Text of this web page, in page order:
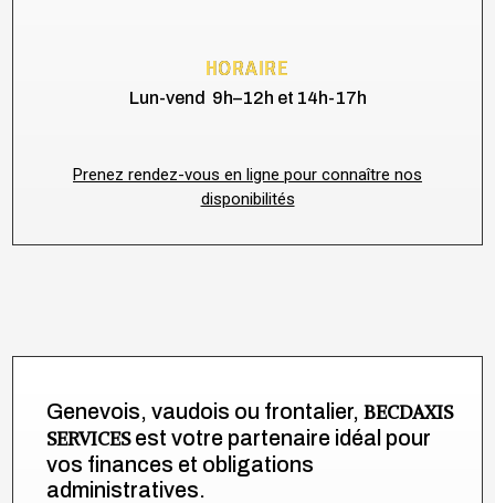
HORAIRE
Lun-vend 9h–12h et 14h-17h
Prenez rendez-vous en ligne pour connaître nos
disponibilités
Genevois, vaudois ou frontalier,BECDAXIS
SERVICESest votre partenaire idéal pour
vos finances et obligations
administratives.